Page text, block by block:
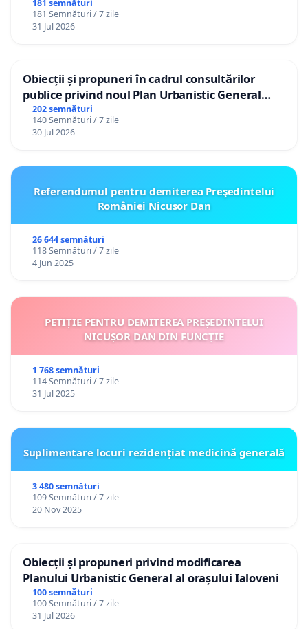
181 semnături
181 Semnături / 7 zile
31 Jul 2026
Obiecții și propuneri în cadrul consultărilor
publice privind noul Plan Urbanistic General
(PUG) Ialoveni
202 semnături
140 Semnături / 7 zile
30 Jul 2026
Referendumul pentru demiterea Preşedintelui
României Nicusor Dan
26 644 semnături
118 Semnături / 7 zile
4 Jun 2025
PETIȚIE PENTRU DEMITEREA PREȘEDINTELUI
NICUȘOR DAN DIN FUNCȚIE
1 768 semnături
114 Semnături / 7 zile
31 Jul 2025
Suplimentare locuri rezidențiat medicină generală
3 480 semnături
109 Semnături / 7 zile
20 Nov 2025
Obiecții și propuneri privind modificarea
Planului Urbanistic General al orașului Ialoveni
100 semnături
100 Semnături / 7 zile
31 Jul 2026